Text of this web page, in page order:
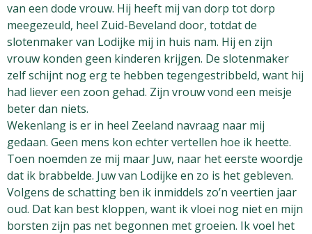
van een dode vrouw. Hij heeft mij van dorp tot dorp
meegezeuld, heel Zuid-Beveland door, totdat de
slotenmaker van Lodijke mij in huis nam. Hij en zijn
vrouw konden geen kinderen krijgen. De slotenmaker
zelf schijnt nog erg te hebben tegengestribbeld, want hij
had liever een zoon gehad. Zijn vrouw vond een meisje
beter dan niets.
Wekenlang is er in heel Zeeland navraag naar mij
gedaan. Geen mens kon echter vertellen hoe ik heette.
Toen noemden ze mij maar Juw, naar het eerste woordje
dat ik brabbelde. Juw van Lodijke en zo is het gebleven.
Volgens de schatting ben ik inmiddels zo’n veertien jaar
oud. Dat kan best kloppen, want ik vloei nog niet en mijn
borsten zijn pas net begonnen met groeien. Ik voel het